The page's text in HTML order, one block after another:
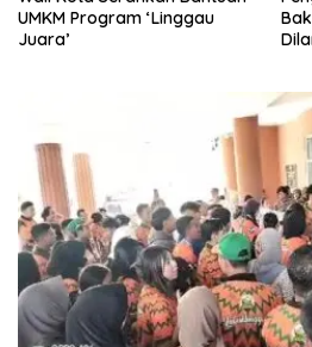
Bakti 2026–2029 Resmi
Dilantik